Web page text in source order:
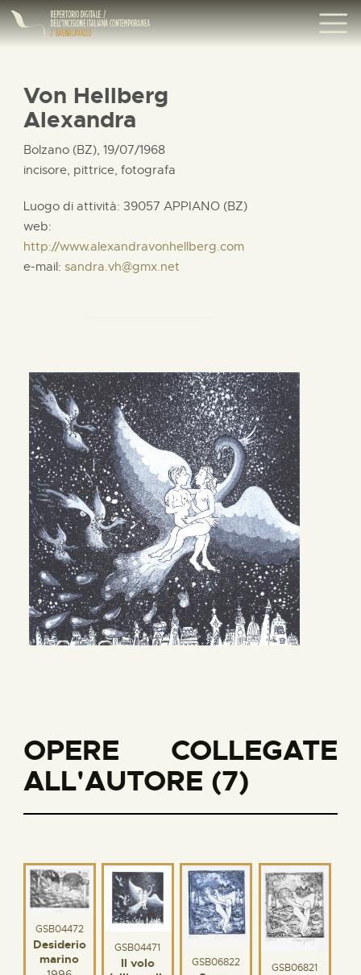
Von Hellberg
Alexandra
Bolzano (BZ), 19/07/1968
incisore, pittrice, fotografa
Luogo di attività: 39057 APPIANO (BZ)
web:
http://www.alexandravonhellberg.com
e-mail: sandra.vh@gmx.net
OPERE COLLEGATE
ALL'AUTORE (7)
GSB04472
Desiderio
marino
GSB04471
Il volo
GSB06822 GSB06821